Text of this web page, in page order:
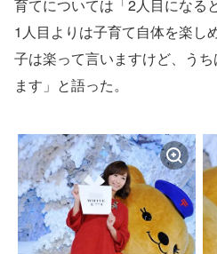
育てについては「2人目になる
1人目よりは子育て自体を楽し
子は楽って言いますけど、う
ます」と語った。